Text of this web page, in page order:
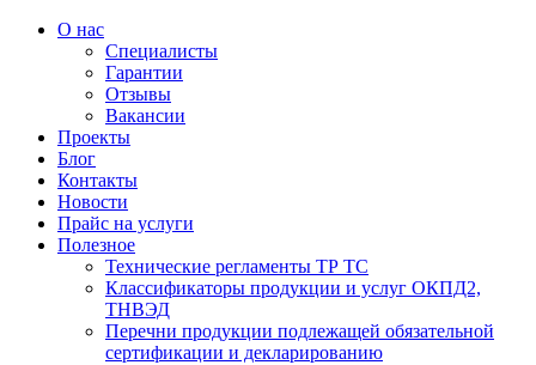
О нас
Специалисты
Гарантии
Отзывы
Вакансии
Проекты
Блог
Контакты
Новости
Прайс на услуги
Полезное
Технические регламенты ТР ТС
Классификаторы продукции и услуг ОКПД2,
ТНВЭД
Перечни продукции подлежащей обязательной
сертификации и декларированию